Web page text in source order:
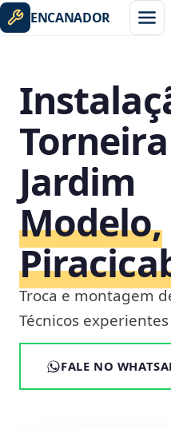
ENCANADOR
Jardim
Modelo,
Troca e montagem
Técnicos
FALE NO